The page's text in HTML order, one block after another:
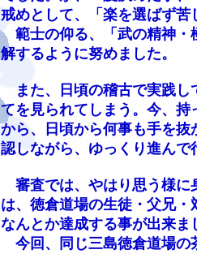
戒めとして、「楽を選ばず
範士の仰る、「武の精神・
解するように努めました。
また、日頃の稽古で実践し
てを見られてしまう。今、
から、日頃から何事も手を
認しながら、ゆっくり進んで
審査では、やはり思う様に
は、徳倉道場の生徒・父兄
なんとか達成する事が出来ま
今回、同じ三島徳倉道場の